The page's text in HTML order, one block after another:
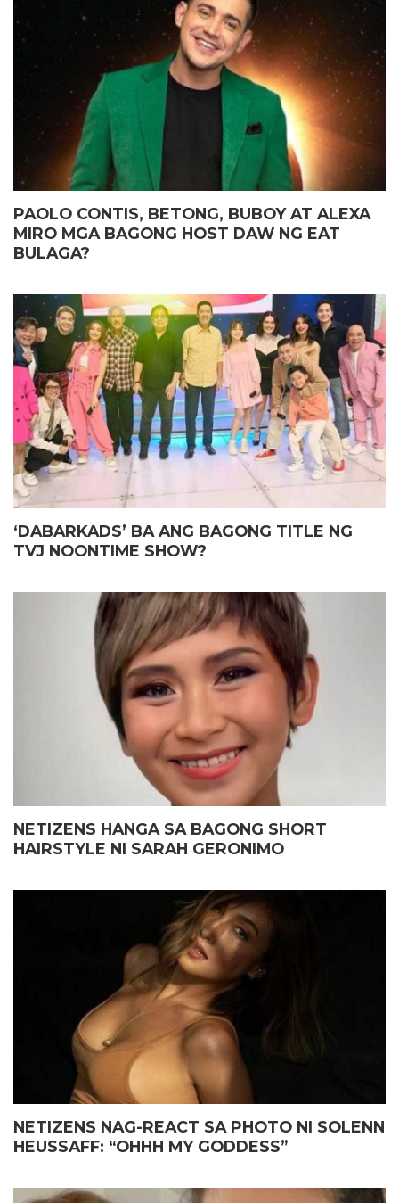
PAOLO CONTIS, BETONG, BUBOY AT ALEXA
MIRO MGA BAGONG HOST DAW NG EAT
BULAGA?
‘DABARKADS’ BA ANG BAGONG TITLE NG
TVJ NOONTIME SHOW?
NETIZENS HANGA SA BAGONG SHORT
HAIRSTYLE NI SARAH GERONIMO
NETIZENS NAG-REACT SA PHOTO NI SOLENN
HEUSSAFF: “OHHH MY GODDESS”